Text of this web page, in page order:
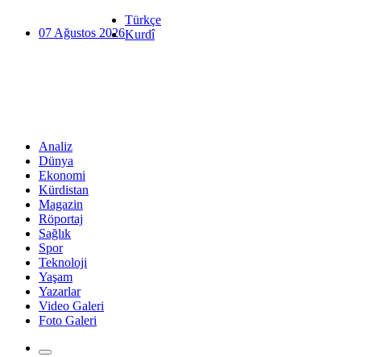
07 Ağustos 2026
Türkçe
Kurdî
Analiz
Dünya
Ekonomi
Kürdistan
Magazin
Röportaj
Sağlık
Spor
Teknoloji
Yaşam
Yazarlar
Video Galeri
Foto Galeri